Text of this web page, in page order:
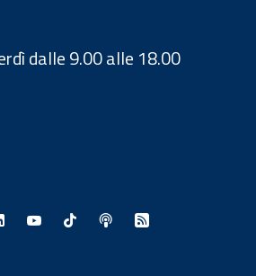
dalle 9.00 alle 18.00
- Apertura in nuova finestra
- Apertura in nuova finestra
- Sito esterno - Apertura in
- Sito esterno - Apertura in
Youtube - Sito esterno -
TikTok - Sito esterno -
Spreaker - Sito
Feed RSS -